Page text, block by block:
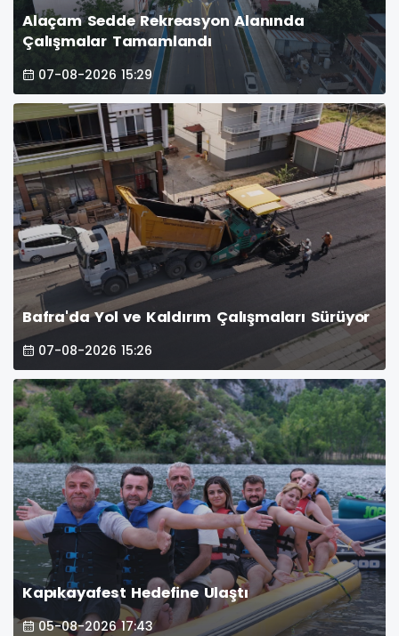
Alaçam Sedde Rekreasyon Alanında
Çalışmalar Tamamlandı
07-08-2026 15:29
Bafra'da Yol ve Kaldırım Çalışmaları Sürüyor
07-08-2026 15:26
Kapıkayafest Hedefine Ulaştı
05-08-2026 17:43